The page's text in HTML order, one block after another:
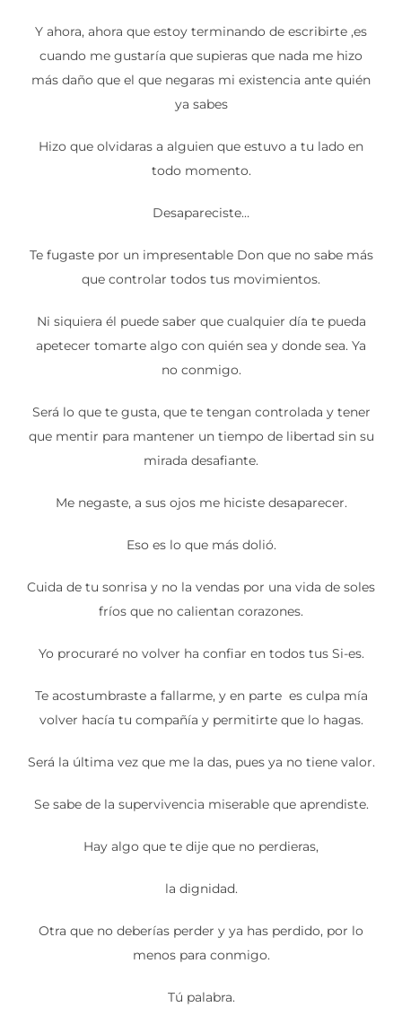
Y ahora, ahora que estoy terminando de escribirte ,es
cuando me gustaría que supieras que nada me hizo
más daño que el que negaras mi existencia ante quién
ya sabes
Hizo que olvidaras a alguien que estuvo a tu lado en
todo momento.
Desapareciste…
Te fugaste por un impresentable Don que no sabe más
que controlar todos tus movimientos.
Ni siquiera él puede saber que cualquier día te pueda
apetecer tomarte algo con quién sea y donde sea. Ya
no conmigo.
Será lo que te gusta, que te tengan controlada y tener
que mentir para mantener un tiempo de libertad sin su
mirada desafiante.
Me negaste, a sus ojos me hiciste desaparecer.
Eso es lo que más dolió.
Cuida de tu sonrisa y no la vendas por una vida de soles
fríos que no calientan corazones.
Yo procuraré no volver ha confiar en todos tus Si-es.
Te acostumbraste a fallarme, y en parte es culpa mía
volver hacía tu compañía y permitirte que lo hagas.
Será la última vez que me la das, pues ya no tiene valor.
Se sabe de la supervivencia miserable que aprendiste.
Hay algo que te dije que no perdieras,
la dignidad.
Otra que no deberías perder y ya has perdido, por lo
menos para conmigo.
Tú palabra.